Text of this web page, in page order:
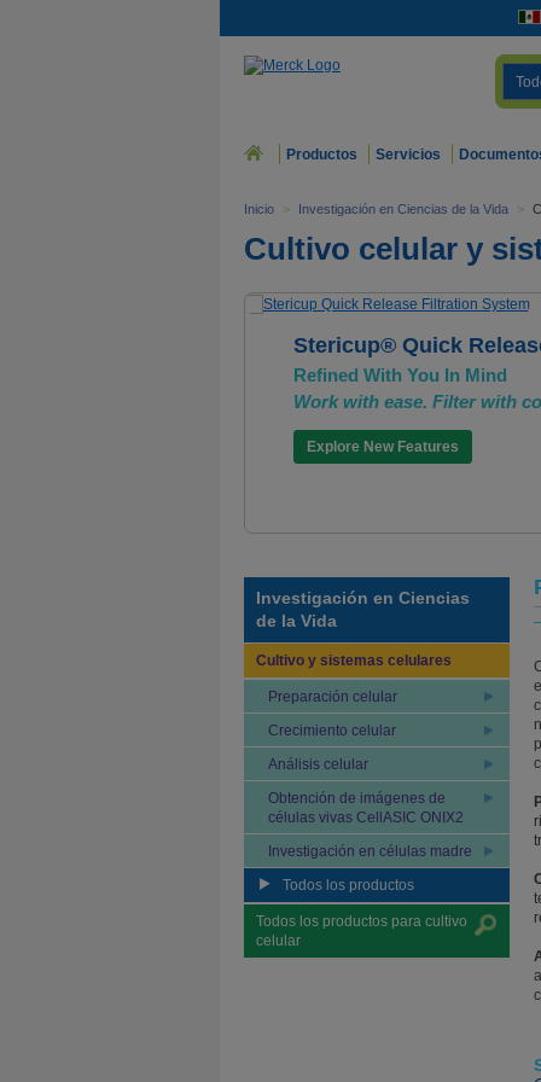
Productos Servicios
Inicio > Investigación en Ciencias de la Vida >
Cultivo celular y
Stericup® Quick
Refined With You In Mind
Work with ease. Filter with
Explore New Features
Investigación en Ciencias
de la Vida
Cultivo y sistemas celulares
Preparación celular
Crecimiento celular
Análisis celular
Obtención de imágenes de
células vivas CellASIC ONIX2
Investigación en células madre
Todos los productos
Todos los productos para cultivo
celular